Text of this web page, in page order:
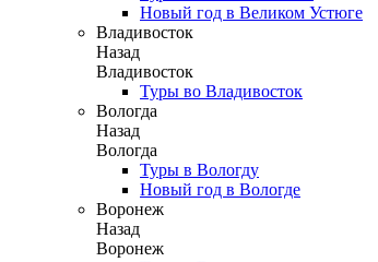
Новый год в Великом Устюге
Владивосток
Назад
Владивосток
Туры во Владивосток
Вологда
Назад
Вологда
Туры в Вологду
Новый год в Вологде
Воронеж
Назад
Воронеж